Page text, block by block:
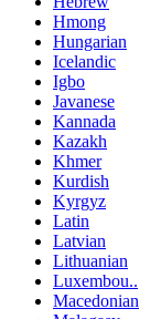
Hmong
Hungarian
Icelandic
Igbo
Javanese
Kannada
Kazakh
Khmer
Kurdish
Kyrgyz
Latin
Latvian
Lithuanian
Luxembou..
Macedonian